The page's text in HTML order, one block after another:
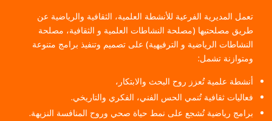
تعمل المديرية الفرعية للأنشطة العلمية، الثقافية والرياضية عن
طريق مصلحتيها (مصلحة النشاطات العلمية و الثقافية، مصلحة
النشاطات الرياضية و الترفيهية) على تصميم وتنفيذ برامج متنوعة
ومتوازنة تشمل:
أنشطة علمية تُعزز روح البحث والابتكار،
فعاليات ثقافية تُنمي الحس الفني، الفكري والتاريخي.
برامج رياضية تُشجع على نمط حياة صحي وروح المنافسة النزيهة.